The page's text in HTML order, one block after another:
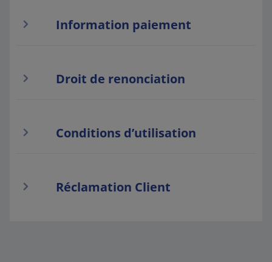
Information paiement
Droit de renonciation
Conditions d’utilisation
Réclamation Client